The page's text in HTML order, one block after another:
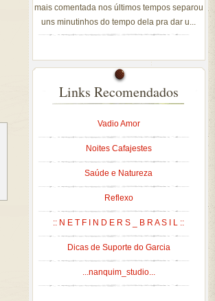
mais comentada nos últimos tempos separou
uns minutinhos do tempo dela pra dar u...
Links Recomendados
Vadio Amor
Noites Cafajestes
Saúde e Natureza
Reflexo
:: N E T F I N D E R S _ B R A S I L ::
Dicas de Suporte do Garcia
...nanquim_studio...